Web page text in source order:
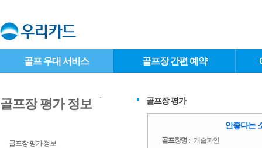
골프 우대 서비스 골프장 간편 예약
골프장 평가 정보
골프장 평가 정보
` 골프장 평가
안좋다는
골프장명 : 캐슬파인